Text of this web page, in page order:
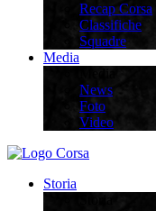
Recap Corsa
Classifiche
Squadre
Media
News
Foto
Video
Storia